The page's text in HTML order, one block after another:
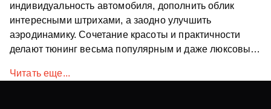
индивидуальность автомобиля, дополнить облик
интересными штрихами, а заодно улучшить
аэродинамику. Сочетание красоты и практичности
делают тюнинг весьма популярным и даже люксовые
Renegade Design представляет верхний спойлер для
Читать еще...